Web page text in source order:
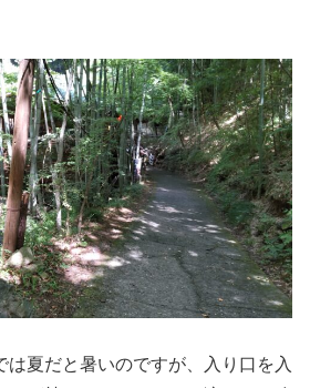
は夏だと暑いのですが、入り口を入